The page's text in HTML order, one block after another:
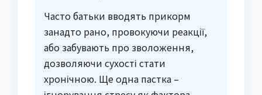
Часто батьки вводять прикорм
занадто рано, провокуючи реакції,
або забувають про зволоження,
дозволяючи сухості стати
хронічною. Ще одна пастка –